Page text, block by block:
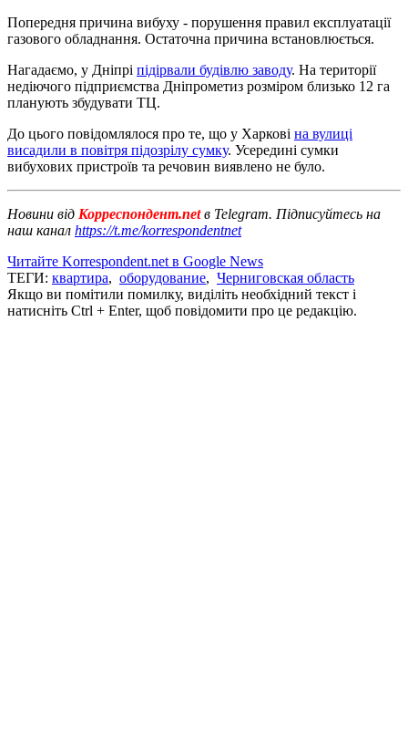
Попередня причина вибуху - порушення правил експлуатації
газового обладнання. Остаточна причина встановлюється.
Нагадаємо, у Дніпрі підірвали будівлю заводу. На території
недіючого підприємства Дніпрометиз розміром близько 12 га
планують збудувати ТЦ.
До цього повідомлялося про те, що у Харкові на вулиці
висадили в повітря підозрілу сумку. Усередині сумки
вибухових пристроїв та речовин виявлено не було.
Новини від Корреспондент.netв Telegram. Підписуйтесь на
наш канал https://t.me/korrespondentnet
Читайте Korrespondent.net в Google News
ТЕГИ: квартира, оборудование, Черниговская область
Якщо ви помітили помилку, виділіть необхідний текст і
натисніть Ctrl + Enter, щоб повідомити про це редакцію.